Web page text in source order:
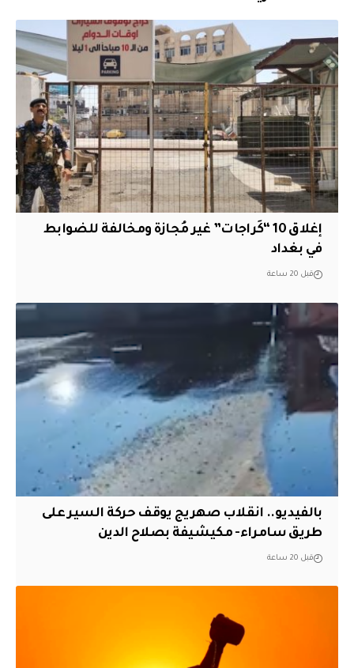
إغلاق 10 “كَراجات” غير مُجازة ومخالفة للضوابط
في بغداد
قبل 20 ساعة
بالفيديو.. انقلاب صهريج يوقف حركة السير على
طريق سامراء- مكيشيفة بصلاح الدين
قبل 20 ساعة